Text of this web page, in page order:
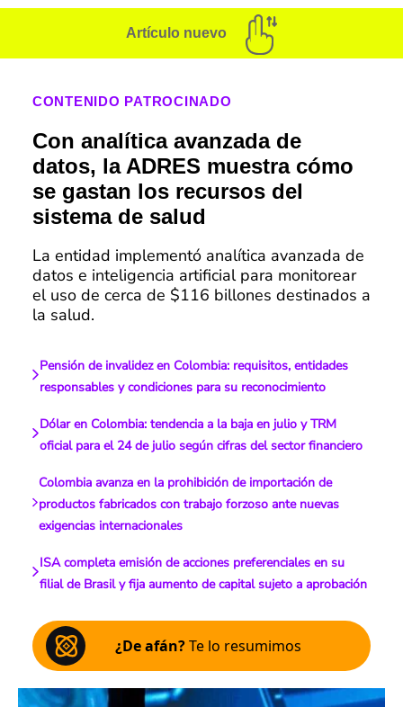
Artículo nuevo
CONTENIDO PATROCINADO
Con analítica avanzada de
datos, la ADRES muestra cómo
se gastan los recursos del
sistema de salud
La entidad implementó analítica avanzada de
datos e inteligencia artificial para monitorear
el uso de cerca de $116 billones destinados a
la salud.
Pensión de invalidez en Colombia: requisitos, entidades
responsables y condiciones para su reconocimiento
Dólar en Colombia: tendencia a la baja en julio y TRM
oficial para el 24 de julio según cifras del sector financiero
Colombia avanza en la prohibición de importación de
productos fabricados con trabajo forzoso ante nuevas
exigencias internacionales
ISA completa emisión de acciones preferenciales en su
filial de Brasil y fija aumento de capital sujeto a aprobación
¿De afán?Te lo resumimos